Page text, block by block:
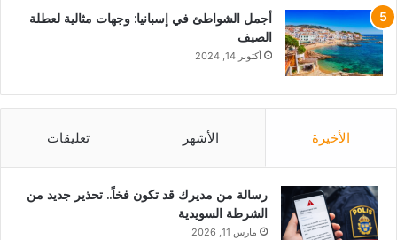
أجمل الشواطئ في إسبانيا: وجهات مثالية لعطلة
الصيف
أكتوبر 14, 2024
الأخيرة الأشهر تعليقات
رسالة من مديرك قد تكون فخاً.. تحذير جديد من
الشرطة السويدية
مارس 11, 2026